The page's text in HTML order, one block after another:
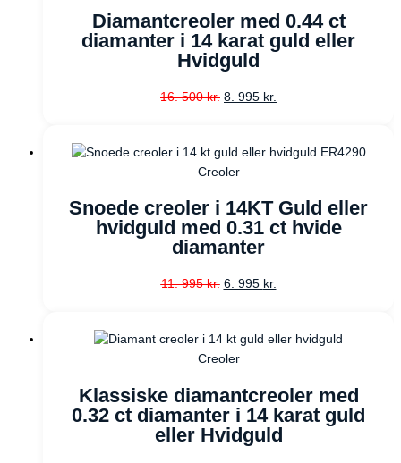
Diamantcreoler med 0.44 ct
diamanter i 14 karat guld eller
Hvidguld
16. 500kr. 8. 995 kr.
Creoler
Snoede creoler i 14KT Guld eller
hvidguld med 0.31 ct hvide
diamanter
11. 995kr. 6. 995 kr.
Creoler
Klassiske diamantcreoler med
0.32 ct diamanter i 14 karat guld
eller Hvidguld